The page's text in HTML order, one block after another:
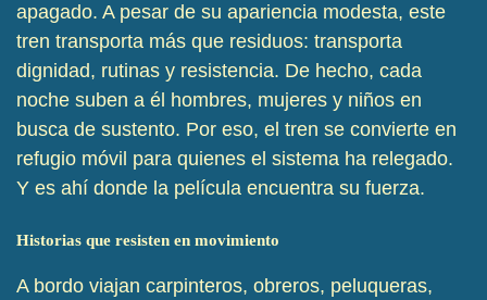
apagado. A pesar de su apariencia modesta, este
tren transporta más que residuos: transporta
dignidad, rutinas y resistencia. De hecho, cada
noche suben a él hombres, mujeres y niños en
busca de sustento. Por eso, el tren se convierte en
refugio móvil para quienes el sistema ha relegado.
Y es ahí donde la película encuentra su fuerza.
Historias que resisten en movimiento
A bordo viajan carpinteros, obreros, peluqueras,